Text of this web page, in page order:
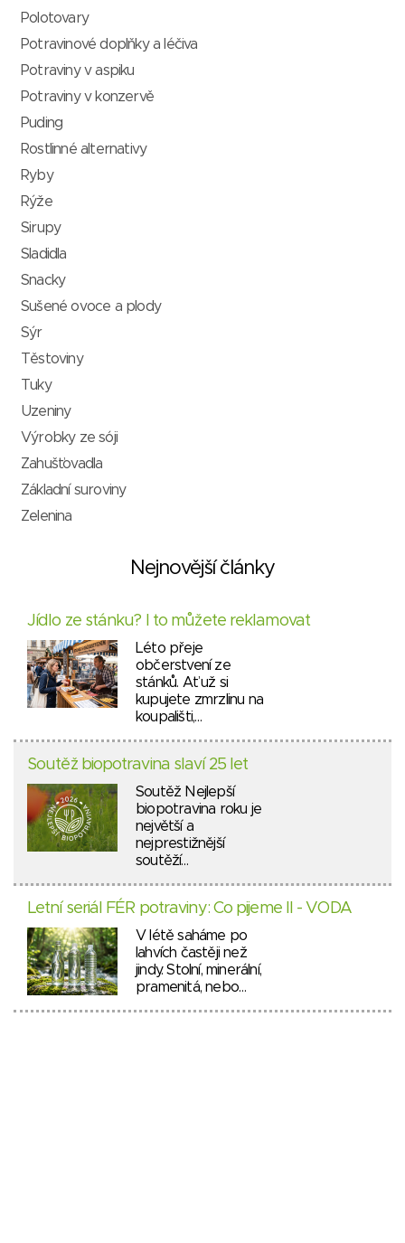
Polotovary
Potravinové doplňky a léčiva
Potraviny v aspiku
Potraviny v konzervě
Puding
Rostlinné alternativy
Ryby
Rýže
Sirupy
Sladidla
Snacky
Sušené ovoce a plody
Sýr
Těstoviny
Tuky
Uzeniny
Výrobky ze sóji
Zahušťovadla
Základní suroviny
Zelenina
Nejnovější články
Jídlo ze stánku? I to můžete reklamovat
Léto přeje
občerstvení ze
stánků. Ať už si
kupujete zmrzlinu na
koupališti,…
Soutěž biopotravina slaví 25 let
Soutěž Nejlepší
biopotravina roku je
největší a
nejprestižnější
soutěží…
Letní seriál FÉR potraviny: Co pijeme II - VODA
V létě saháme po
lahvích častěji než
jindy. Stolní, minerální,
pramenitá, nebo…